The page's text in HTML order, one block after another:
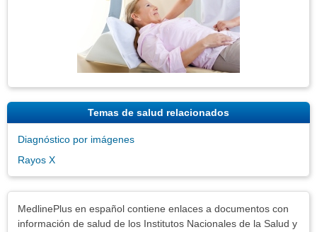
Temas de salud relacionados
Diagnóstico por imágenes
Rayos X
MedlinePlus en español contiene enlaces a documentos con
información de salud de los Institutos Nacionales de la Salud y